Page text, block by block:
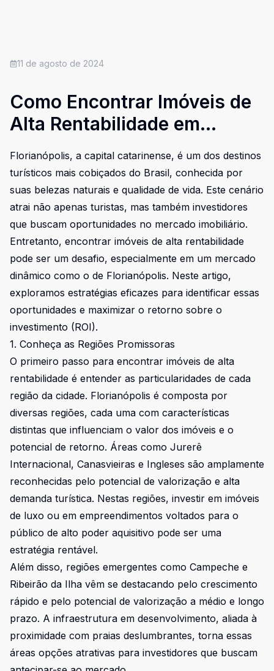
11 de agosto de 2024
Como Encontrar Imóveis de
Alta Rentabilidade em
Florianópolis
Florianópolis, a capital catarinense, é um dos destinos
turísticos mais cobiçados do Brasil, conhecida por
suas belezas naturais e qualidade de vida. Este cenário
atrai não apenas turistas, mas também investidores
que buscam oportunidades no mercado imobiliário.
Entretanto, encontrar imóveis de alta rentabilidade
pode ser um desafio, especialmente em um mercado
dinâmico como o de Florianópolis. Neste artigo,
exploramos estratégias eficazes para identificar essas
oportunidades e maximizar o retorno sobre o
investimento (ROI).
1. Conheça as Regiões Promissoras
O primeiro passo para encontrar imóveis de alta
rentabilidade é entender as particularidades de cada
região da cidade. Florianópolis é composta por
diversas regiões, cada uma com características
distintas que influenciam o valor dos imóveis e o
potencial de retorno. Áreas como Jurerê
Internacional, Canasvieiras e Ingleses são amplamente
reconhecidas pelo potencial de valorização e alta
demanda turística. Nestas regiões, investir em imóveis
de luxo ou em empreendimentos voltados para o
público de alto poder aquisitivo pode ser uma
estratégia rentável.
Além disso, regiões emergentes como Campeche e
Ribeirão da Ilha vêm se destacando pelo crescimento
rápido e pelo potencial de valorização a médio e longo
prazo. A infraestrutura em desenvolvimento, aliada à
proximidade com praias deslumbrantes, torna essas
áreas opções atrativas para investidores que buscam